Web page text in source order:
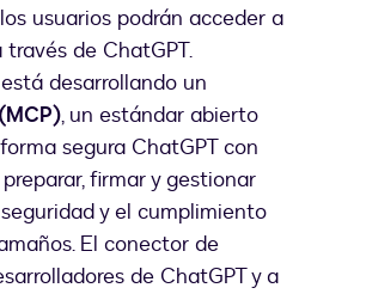
usuarios podrán acceder a
de ChatGPT.
desarrollando un
, un estándar abierto
segura ChatGPT con
firmar y gestionar
y el cumplimiento
El conector de
de ChatGPT y a